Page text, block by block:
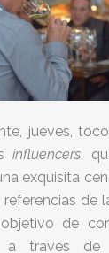
jueves,
influencers,
exquisita
de
de
a través de